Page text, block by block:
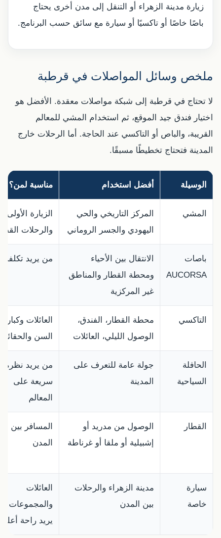
زيارة مدينة الزهراء أو التنقل إلى مدن أخرى يحتاج
باصًا خاصًا أو تاكسيًا أو سيارة مع سائق حسب البرنامج.
ملخص وسائل المواصلات في قرطبة
لا تحتاج في قرطبة إلى شبكة مواصلات معقدة. الأفضل هو
اختيار فندق جيد الموقع، ثم استخدام المشي للمعالم
القريبة، والباص أو التاكسي عند الحاجة. أما الرحلات خارج
المدينة فتحتاج تخطيطًا مسبقًا.
الوسيلة أفضل استخدام مناسبة لمن؟
المشي
المركز التاريخي والحي
اليهودي والجسر الروماني
الزيارة الأولى
والرحلات
باصات
AUCORSA
الانتقال بين الأحياء
ومحطة القطار والمناطق
غير المركزية
من يريد تكلفة
التاكسي
محطة القطار، الفندق،
الوصول الليلي، العائلات
العائلات وكبار
السن والحقائب
الحافلة
السياحية
جولة عامة للتعرف على
المدينة
من يريد نظرة
سريعة على
المعالم
القطار
الوصول من مدريد أو
إشبيلية أو ملقا أو غرناطة
المسافر بين
المدن
سيارة
خاصة
مدينة الزهراء والرحلات
بين المدن
العائلات
والمجموعات
يريد راحة أعلى